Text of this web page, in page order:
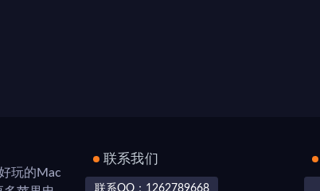
玩的Mac
联系我们
联系QQ：1262789668